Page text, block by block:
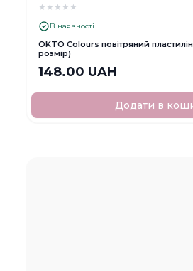
★ ★ ★ ★ ★
В наявності
OKTO Colours повітряний
розмір)
148.00 UAH
Додати в